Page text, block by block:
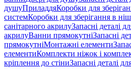
душуПриладдяКоробки для
системКоробки для зберігання в
санітарного акрилуЗапасні деталі
акрилуВанни прямокутніЗапасні
прямокутніМонтажні елементи
елементиКомплекти ніжок і
кріплення до стіниЗапасні деталі